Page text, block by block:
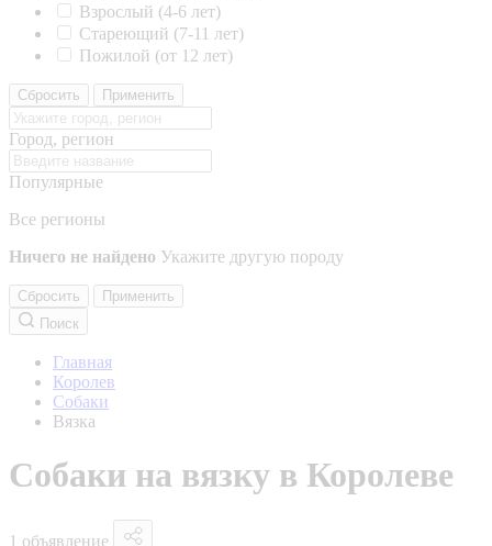
Взрослый (4-6 лет)
Стареющий (7-11 лет)
Пожилой (от 12 лет)
Сбросить Применить
Город, регион
Популярные
Все регионы
Ничего не найдено Укажите другую породу
Сбросить
Применить
Поиск
Главная
Королев
Собаки
Вязка
Собаки на вязку в Королеве
1 объявление